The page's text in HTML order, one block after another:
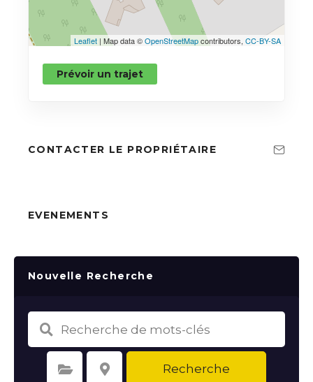
Leaflet | Map data ©OpenStreetMapcontributors, CC-BY-SA
Prévoir un trajet
CONTACTER LE PROPRIÉTAIRE
EVENEMENTS
Nouvelle Recherche
Sélectionnez une catégorie Sélectionnez le lieu Recherche